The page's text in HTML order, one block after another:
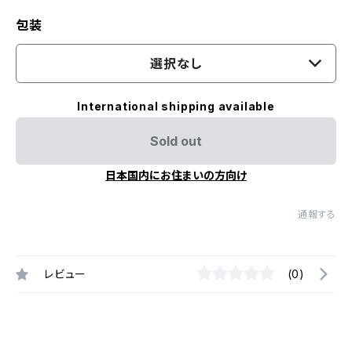
包装
選択なし
International shipping available
Sold out
日本国内にお住まいの方向け
通報する
レビュー (0)